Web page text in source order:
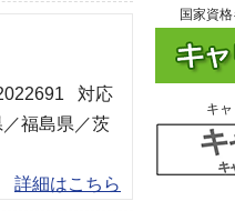
対応
福島県／茨
詳細はこちら
国家資
キ